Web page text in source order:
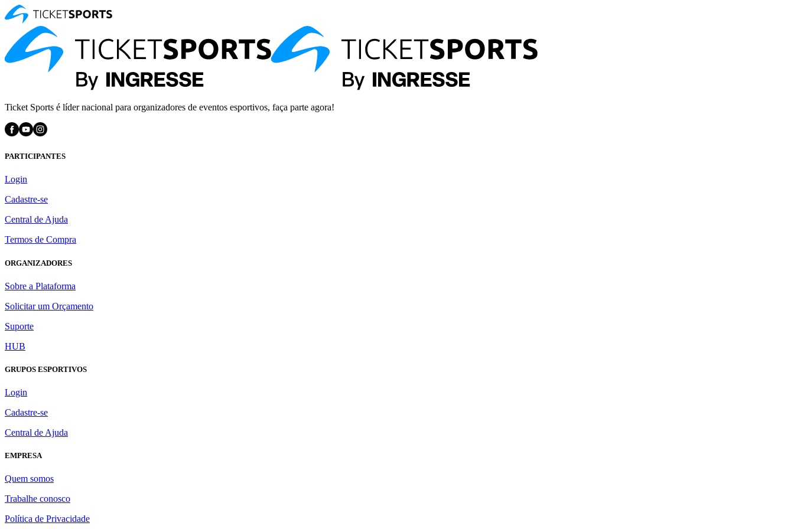
Ticket Sports é líder nacional para organizadores de eventos esportivos, faça parte agora!
PARTICIPANTES
Login
Cadastre-se
Central de Ajuda
Termos de Compra
ORGANIZADORES
Sobre a Plataforma
Solicitar um Orçamento
Suporte
HUB
GRUPOS ESPORTIVOS
Login
Cadastre-se
Central de Ajuda
EMPRESA
Quem somos
Trabalhe conosco
Política de Privacidade